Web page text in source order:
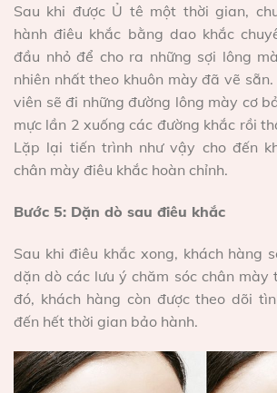
Sau khi được Ủ tê một thời gian,
hành điêu khắc bằng dao khắc
đầu nhỏ để cho ra những sợi lông
nhiên nhất theo khuôn mày đã vẽ sẵn.
viên sẽ đi những đường lông mày cơ
mực lần 2 xuống các đường khắc rồi
Lặp lại tiến trình như vậy cho đến
chân mày điêu khắc hoàn chỉnh.
Bước 5: Dặn dò sau điêu khắc
Sau khi điêu khắc xong, khách hàng
dặn dò các lưu ý chăm sóc chân mày
đó, khách hàng còn được theo dõi
đến hết thời gian bảo hành.